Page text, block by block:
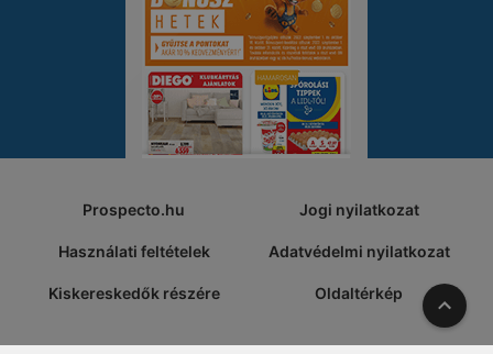
Prospecto.hu Jogi nyilatkozat
Használati feltételek Adatvédelmi nyilatkozat
Kiskereskedők részére Oldaltérkép A